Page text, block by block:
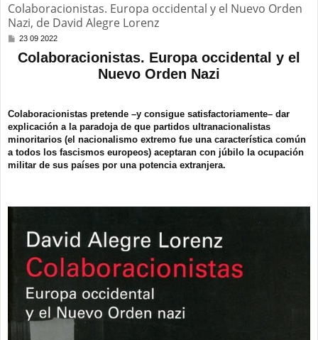
Colaboracionistas. Europa occidental y el Nuevo Orden
Nazi, de David Alegre Lorenz
M
n
23 09 2022
Colaboracionistas. Europa occidental y el
Nuevo Orden Nazi
Colaboracionistas pretende ­–y consigue satisfactoriamente– dar
explicación a la paradoja de que partidos ultranacionalistas
minoritarios (el nacionalismo extremo fue una característica común
a todos los fascismos europeos) aceptaran con júbilo la ocupación
militar de sus países por una potencia extranjera.